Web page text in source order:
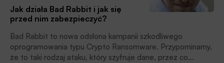
Jak działa Bad Rabbit i jak się
przed nim zabezpieczyć?
Bad Rabbit to nowa odsłona kampanii szkodliwego
oprogramowania typu Crypto Ransomware. Przypominamy,
że to taki rodzaj ataku, który szyfruje dane, przez co